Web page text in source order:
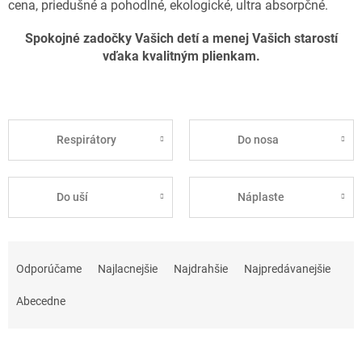
cena, priedušné a pohodlné, ekologické, ultra absorpčné.
Spokojné zadočky Vašich detí a menej Vašich starostí
vďaka kvalitným plienkam.
Respirátory Do nosa
Do uší Náplaste
Odporúčame Najlacnejšie Najdrahšie Najpredávanejšie
Abecedne